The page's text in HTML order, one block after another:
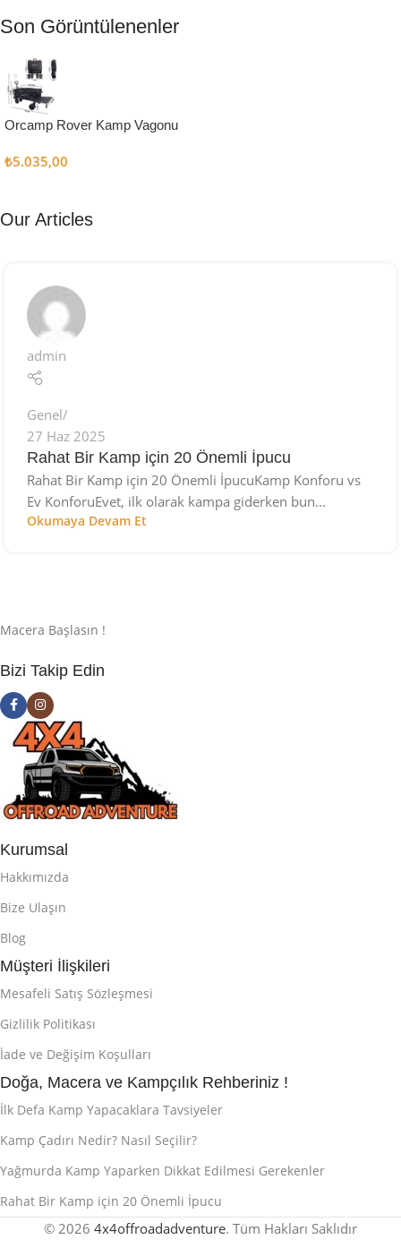
Muftağı
Kampçı
Şefler İçin
Keşfet
Son Görüntülenenler
Orcamp Rover Kamp Vagonu
₺5.035,00
Our Articles
admin
Genel
27 Haz 2025
Rahat Bir Kamp için 20 Önemli İpucu
Rahat Bir Kamp için 20 Önemli İpucuKamp Konforu vs
Ev KonforuEvet, ilk olarak kampa giderken bun...
Okumaya Devam Et
Macera Başlasın !
Bizi Takip Edin
Kurumsal
Hakkımızda
Bize Ulaşın
Blog
Müşteri İlişkileri
Mesafeli Satış Sözleşmesi
Gizlilik Politikası
İade ve Değişim Koşulları
Doğa, Macera ve Kampçılık Rehberiniz !
İlk Defa Kamp Yapacaklara Tavsiyeler
Kamp Çadırı Nedir? Nasıl Seçilir?
Yağmurda Kamp Yaparken Dikkat Edilmesi Gerekenler
Rahat Bir Kamp için 20 Önemli İpucu
© 2026 4x4offroadadventure. Tüm Hakları Saklıdır